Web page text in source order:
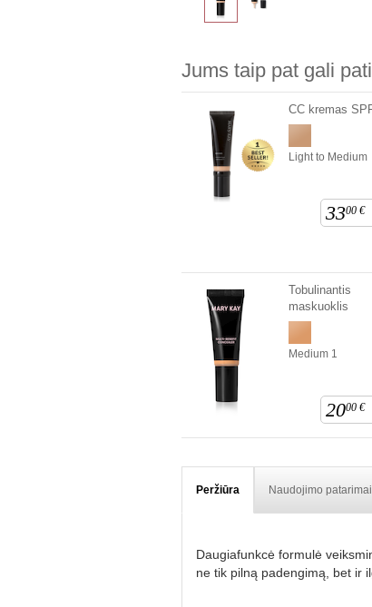
Jums taip pat gali
CC kremas
Light to Medium
3300 €
Tobulinantis
maskuoklis
Medium 1
2000 €
Peržiūra Naudojimo patarimai
Daugiafunkcė formulė
ne tik pilną padengimą, bet ir